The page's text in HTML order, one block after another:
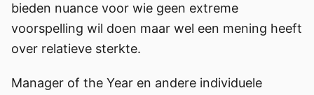
bieden nuance voor wie geen extreme
voorspelling wil doen maar wel een mening heeft
over relatieve sterkte.
Manager of the Year en andere individuele